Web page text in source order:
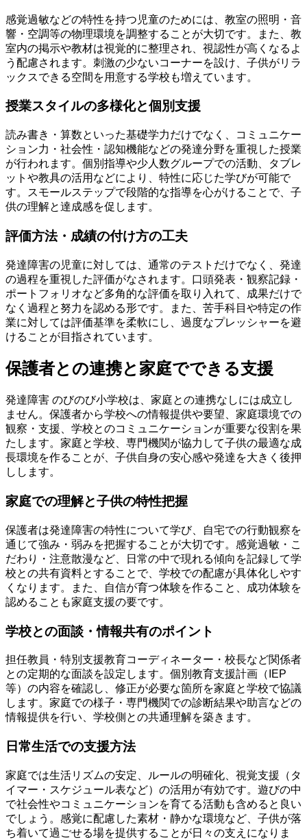
感覚過敏などの特性を持つ児童のためには、教室の照明・音
響・空調等の物理環境を調整することが大切です。また、教
室内の掲示や教材は視覚的に整理され、視認性が高くなるよ
う配慮されます。刺激の少ないコーナーを設け、子供がリラ
ックスできる空間を用意する学校も増えています。
授業スタイルの多様化と個別支援
読み書き・算数といった基礎学力だけでなく、コミュニケー
ション力・社会性・認知機能などの発達分野を重視した授業
が行われます。個別指導や少人数グループでの活動、タブレ
ットや教具の活用などにより、特性に応じた学びが可能で
す。スモールステップで段階的な指導を心がけることで、子
供の理解と達成感を促します。
評価方法・成績の付け方の工夫
発達障害の児童に対しては、通常のテストだけでなく、発達
の過程を重視した評価がなされます。口頭発表・観察記録・
ポートフォリオなど多角的な評価を取り入れて、成果だけで
なく過程と努力を認める形です。また、苦手科目や特定の作
業に対しては評価基準を柔軟にし、過度なプレッシャーを避
けることが目指されています。
保護者との連携と家庭でできる支援
発達障害 のびのび小学校は、家庭との連携なしには成立し
ません。保護者から学校への情報提供や要望、家庭環境での
観察・支援、学校とのコミュニケーションが重要な役割を果
たします。家庭と学校、専門機関が協力して子供の最適な成
長環境を作ることが、子供自身の安心感や発達を大きく後押
しします。
家庭での理解と子供の特性把握
保護者は発達障害の特性について学び、自宅での行動観察を
通じて強み・弱みを把握することが大切です。感覚過敏・こ
だわり・注意散漫など、日常の中で現れる傾向を記録して学
校との共有資料とすることで、学校での配慮が具体化しやす
くなります。また、自信が育つ体験を作ること、成功体験を
認めることも家庭支援の要です。
学校との面談・情報共有のポイント
担任教員・特別支援教育コーディネーター・校長など関係者
との定期的な面談を設定します。個別教育支援計画（IEP
等）の内容を確認し、修正が必要な箇所を家庭と学校で協議
します。家庭での様子・専門機関での診断結果や助言などの
情報提供を行い、学校側との共通理解を築きます。
日常生活での支援方法
家庭では生活リズムの安定、ルールの明確化、視覚支援（タ
イマー・スケジュール表など）の活用が有効です。遊びの中
で社会性やコミュニケーションを育てる活動も含めると良い
でしょう。感覚に配慮した素材・静かな環境など、子供が落
ち着いて過ごせる場を提供することが日々の支えになりま